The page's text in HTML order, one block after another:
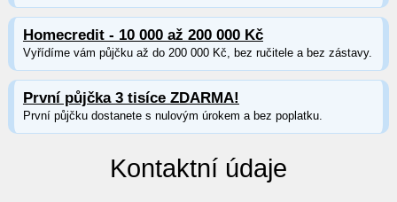
Homecredit - 10 000 až 200 000 Kč
Vyřídíme vám půjčku až do 200 000 Kč, bez ručitele a bez zástavy.
První půjčka 3 tisíce ZDARMA!
První půjčku dostanete s nulovým úrokem a bez poplatku.
Kontaktní údaje